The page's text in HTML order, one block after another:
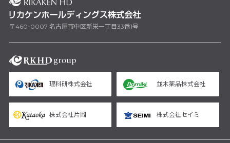
〒460-0007 名古屋市中区新栄一丁目33番1号
理科研株式会社 並木薬品株式会社
株式会社片岡 株式会社セイミ